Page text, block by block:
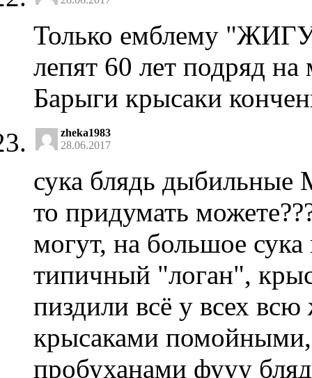
Только емблему
лепят 60 лет подряд
Барыги крысаки
zheka1983
28.06.2017
сука блядь
то придумать
могут, на большое сука
типичный "логан",
пиздили всё у всех
крысаками
пробуханами фууу